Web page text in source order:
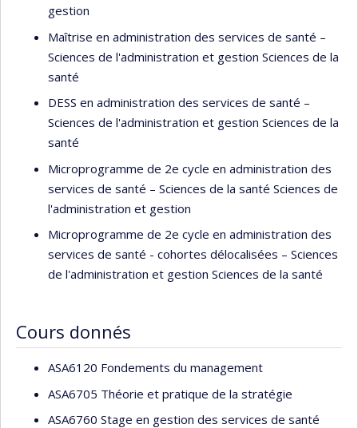
Ces travaux ont fait l’objet de nombreuses publications et
communications tant universitaires que professionnelles,
sur la scène locale et internationale. Elle est aussi membre
du Conseil du médicament depuis sa création.
gestion
Maîtrise en administration des services de santé –
Sciences de l'administration et gestion Sciences de la
santé
DESS en administration des services de santé –
Sciences de l'administration et gestion Sciences de la
santé
Microprogramme de 2e cycle en administration des
services de santé – Sciences de la santé Sciences de
l'administration et gestion
Microprogramme de 2e cycle en administration des
services de santé - cohortes délocalisées – Sciences
de l'administration et gestion Sciences de la santé
Cours donnés
ASA6120 Fondements du management
ASA6705 Théorie et pratique de la stratégie
ASA6760 Stage en gestion des services de santé